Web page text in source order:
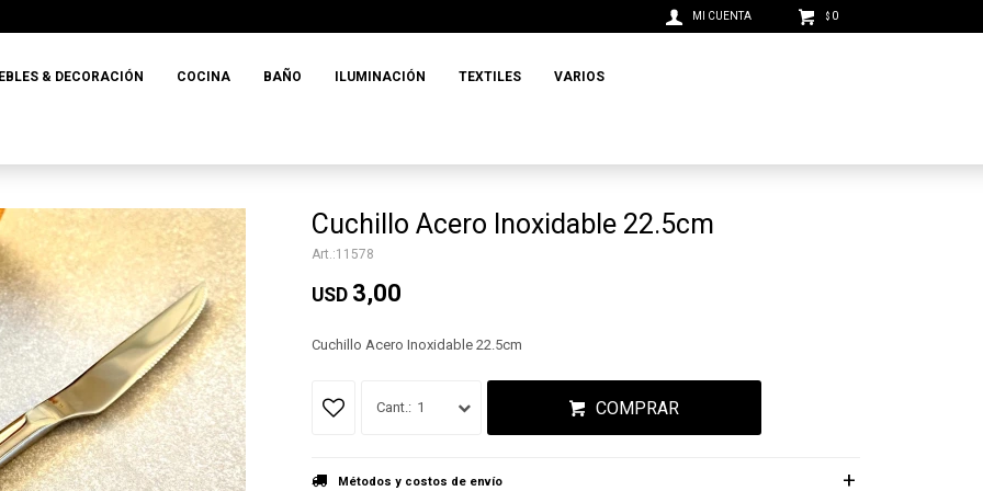
& DECORACIÓN COCINA BAÑO ILUMINACIÓN TEXTILES VARIOS
$ 0
Cuchillo Acero Inoxidable 22.5cm
11578
USD 3,00
Cuchillo Acero Inoxidable 22.5cm
1 COMPRAR
Métodos y costos de envío